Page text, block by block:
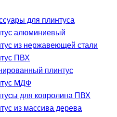
для плинтуса
алюминиевый
из нержавеющей стали
ПВХ
плинтус
МДФ
для ковролина ПВХ
из массива дерева